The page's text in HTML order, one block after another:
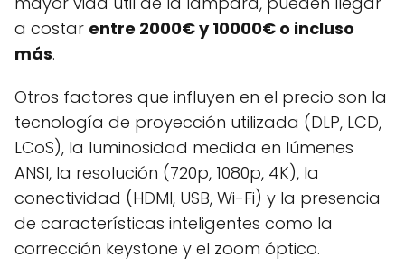
a costar entre 2000€ y 10000€ o incluso
más.
Otros factores que influyen en el precio son la
tecnología de proyección utilizada (DLP, LCD,
LCoS), la luminosidad medida en lúmenes
ANSI, la resolución (720p, 1080p, 4K), la
conectividad (HDMI, USB, Wi-Fi) y la presencia
de características inteligentes como la
corrección keystone y el zoom óptico.